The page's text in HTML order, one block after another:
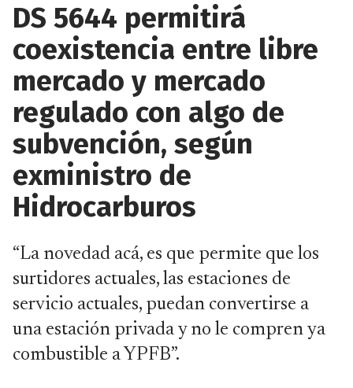
DS 5644 permitirá
coexistencia entre libre
mercado y mercado
regulado con algo de
subvención, según
exministro de
Hidrocarburos
“La novedad acá, es que permite que los
surtidores actuales, las estaciones de
servicio actuales, puedan convertirse a
una estación privada y no le compren ya
combustible a YPFB”.